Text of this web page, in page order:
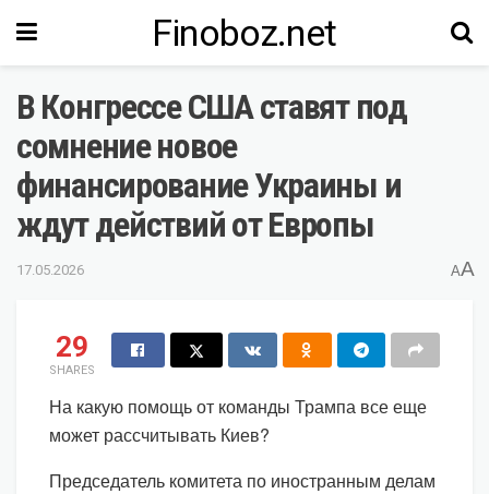
Finoboz.net
В Конгрессе США ставят под
сомнение новое
финансирование Украины и
ждут действий от Европы
17.05.2026 AA
29
SHARES
На какую помощь от команды Трампа все еще
может рассчитывать Киев?
Председатель комитета по иностранным делам